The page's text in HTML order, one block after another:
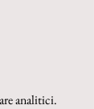
analitici.